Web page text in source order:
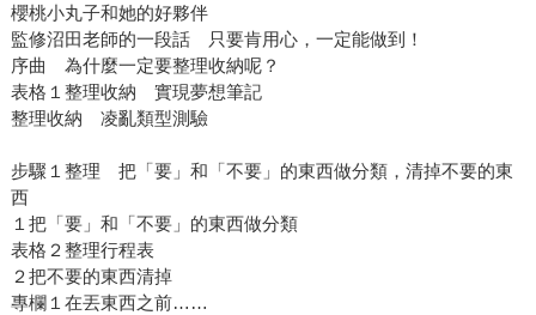
櫻桃小丸子和她的好夥伴
監修沼田老師的一段話 只要肯用心，一定能做到！
序曲 為什麼一定要整理收納呢？
表格１整理收納 實現夢想筆記
整理收納 凌亂類型測驗
步驟１整理 把「要」和「不要」的東西做分類，清掉不要的東
西
１把「要」和「不要」的東西做分類
表格２整理行程表
２把不要的東西清掉
專欄１在丟東西之前……